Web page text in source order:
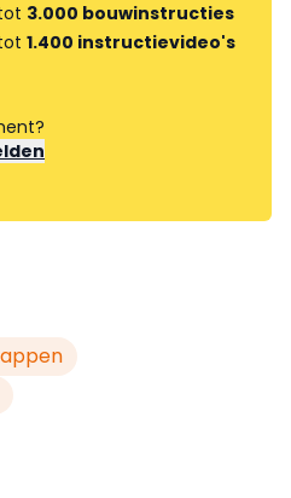
3.000 bouwinstructies
1.400 instructievideo's